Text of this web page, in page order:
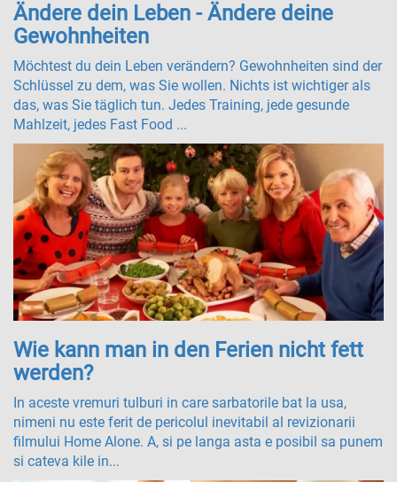
Ändere dein Leben - Ändere deine
Gewohnheiten
Möchtest du dein Leben verändern? Gewohnheiten sind der
Schlüssel zu dem, was Sie wollen. Nichts ist wichtiger als
das, was Sie täglich tun. Jedes Training, jede gesunde
Mahlzeit, jedes Fast Food ...
Wie kann man in den Ferien nicht fett
werden?
In aceste vremuri tulburi in care sarbatorile bat la usa,
nimeni nu este ferit de pericolul inevitabil al revizionarii
filmului Home Alone. A, si pe langa asta e posibil sa punem
si cateva kile in...